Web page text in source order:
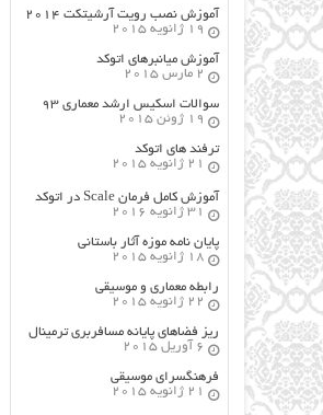
آموزش نصب رویت آرشیتکت ۲۰۱۴
19 ژانویه 2015
آموزش میانبرهای اتوکد
2 مارس 2015
سوالات اسکیس ارشد معماری ۹۳
19 ژوئن 2015
ترفند های اتوکد
21 ژانویه 2015
آموزش کامل فرمان Scale در اتوکد
31 ژانویه 2016
پایان نامه موزه آثار باستانی
18 ژانویه 2015
رابطه معماری و موسیقی
22 ژانویه 2015
ریز فضاهای پایانه مسافربری ترمینال
6 آوریل 2015
فرهنگسراي موسيقي
21 ژانویه 2015